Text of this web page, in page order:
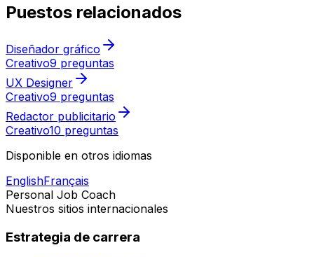
Puestos relacionados
Diseñador gráfico
Creativo9 preguntas
UX Designer
Creativo9 preguntas
Redactor publicitario
Creativo10 preguntas
Disponible en otros idiomas
EnglishFrançais
Personal Job Coach
Nuestros sitios internacionales
Estrategia de carrera